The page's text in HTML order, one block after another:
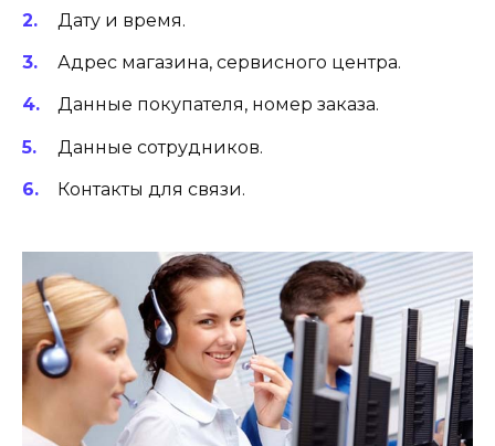
Дату и время.
Адрес магазина, сервисного центра.
Данные покупателя, номер заказа.
Данные сотрудников.
Контакты для связи.